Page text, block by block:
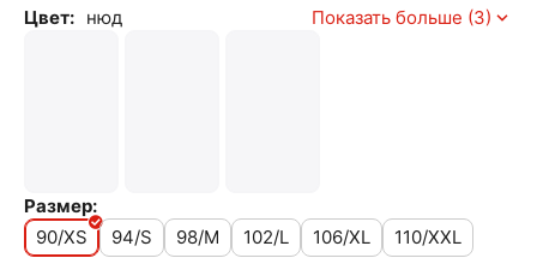
Цвет: нюд Показать больше (3)
Размер:
90/XS
94/S 98/M 102/L 106/XL
110/XXL